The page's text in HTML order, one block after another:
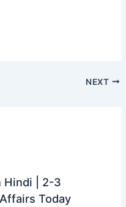
NEXT
Hindi | 2-3
Today